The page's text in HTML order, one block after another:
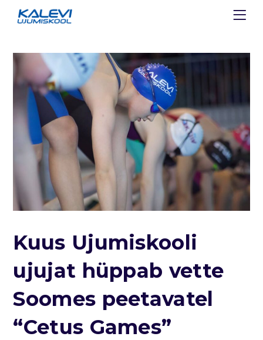
Kuus Ujumiskooli
ujujat hüppab vette
Soomes peetavatel
“Cetus Games”